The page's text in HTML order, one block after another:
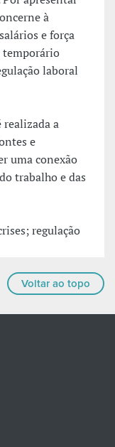
à
e força
temporário
laboral
a
e
uma conexão
trabalho e das
regulação
Voltar ao topo